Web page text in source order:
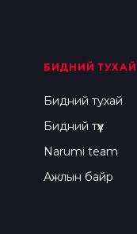
БИДНИЙ ТУХАЙ
Бидний тухай
Бидний түүх
Narumi team
Ажлын байр